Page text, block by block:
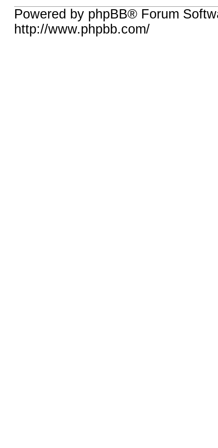
Powered by phpBB® Forum
http://www.phpbb.com/